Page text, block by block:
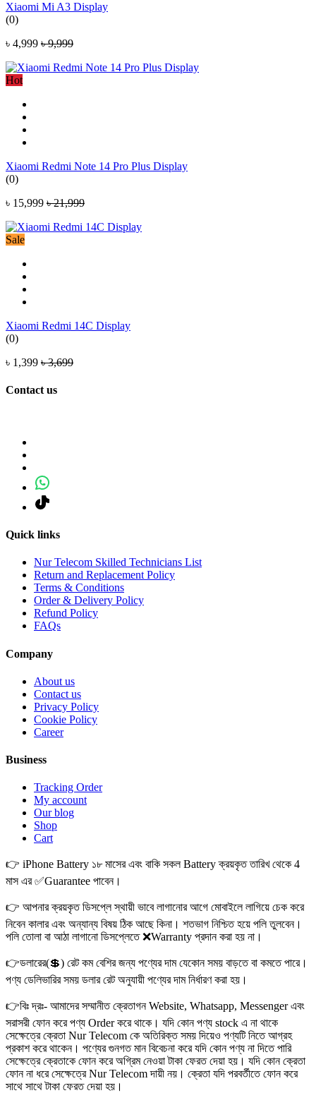
Xiaomi Mi A3 Display
(0)
৳ 4,999 ৳ 9,999
Hot
Xiaomi Redmi Note 14 Pro Plus Display
(0)
৳ 15,999 ৳ 21,999
Sale
Xiaomi Redmi 14C Display
(0)
৳ 1,399 ৳ 3,699
Contact us
Quick links
Nur Telecom Skilled Technicians List
Return and Replacement Policy
Terms & Conditions
Order & Delivery Policy
Refund Policy
FAQs
Company
About us
Contact us
Privacy Policy
Cookie Policy
Career
Business
Tracking Order
My account
Our blog
Shop
Cart
👉 iPhone Battery ১৮ মাসের এবং বাকি সকল Battery ক্রয়কৃত তারিখ থেকে 4
মাস এর ✅Guarantee পাবেন।
👉 আপনার ক্রয়কৃত ডিসপ্লে স্থায়ী ভাবে লাগানোর আগে মোবাইলে লাগিয়ে চেক করে
নিবেন কালার এবং অন্যান্য বিষয় ঠিক আছে কিনা। শতভাগ নিশ্চিত হয়ে পলি তুলবেন।
পলি তোলা বা আঠা লাগানো ডিসপ্লেতে ❌Warranty প্রদান করা হয় না।
👉ডলারের(💲) রেট কম বেশির জন্য পণ্যের দাম যেকোন সময় বাড়তে বা কমতে পারে।
পণ্য ডেলিভারির সময় ডলার রেট অনুযায়ী পণ্যের দাম নির্ধারণ করা হয়।
👉বিঃ দ্রঃ- আমাদের সম্মানীত ক্রেতাগন Website, Whatsapp, Messenger এবং
সরাসরী ফোন করে পণ্য Order করে থাকে। যদি কোন পণ্য stock এ না থাকে
সেক্ষেত্রে ক্রেতা Nur Telecom কে অতিরিক্ত সময় দিয়েও পণ্যটি নিতে আগ্রহ
প্রকাশ করে থাকেন। পণ্যের গুনগত মান বিবেচনা করে যদি কোন পণ্য না দিতে পারি
সেক্ষেত্রে ক্রেতাকে ফোন করে অগ্রিম নেওয়া টাকা ফেরত দেয়া হয়। যদি কোন ক্রেতা
ফোন না ধরে সেক্ষেত্রে Nur Telecom দায়ী নয়। ক্রেতা যদি পরবর্তীতে ফোন করে
সাথে সাথে টাকা ফেরত দেয়া হয়।